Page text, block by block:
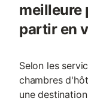
meilleure
partir en
Selon les
chambres
une